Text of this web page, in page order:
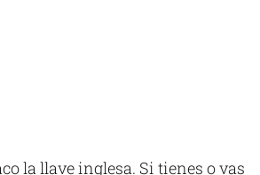
la llave inglesa. Si tienes o vas